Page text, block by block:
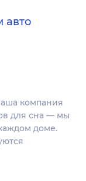
авто
компания
для сна — мы
доме.